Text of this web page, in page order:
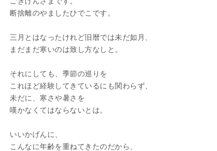
断捨離のやましたひでこです。
三月とはなったけれど旧暦では未だ如月、
まだまだ寒いのは致し方なしと。
それにしても、季節の巡りを
これほど経験してきているにも関わらず、
未だに、寒さや暑さを
嘆かなくてはならないとは。
いいかげんに、
こんなに年齢を重ねてきたのだから、